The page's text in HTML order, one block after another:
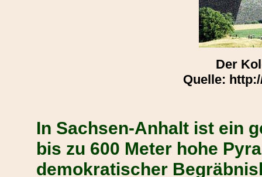
Der
Quelle:
In Sachsen-Anhalt ist ein
bis zu 600 Meter hohe
demokratischer